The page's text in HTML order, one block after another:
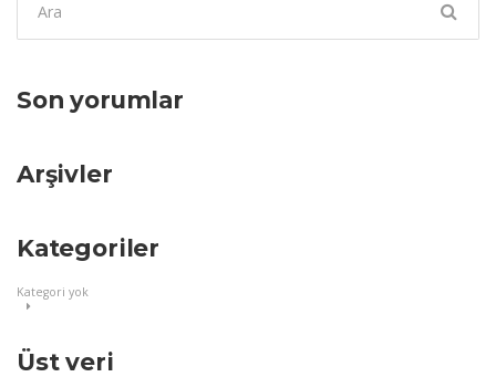
ara:
Son yorumlar
Arşivler
Kategoriler
Kategori yok
Üst veri